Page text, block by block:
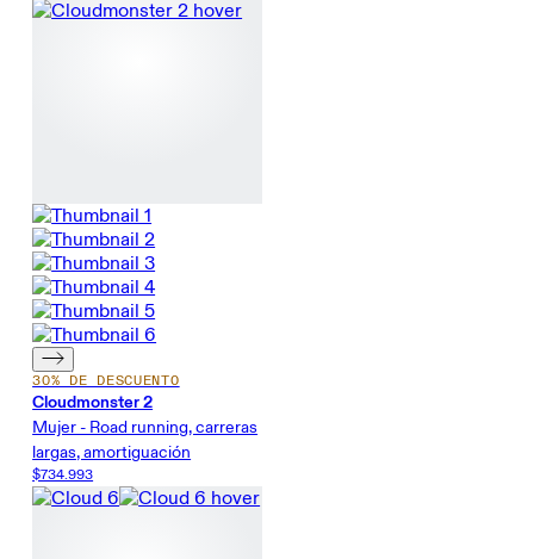
30% DE DESCUENTO
Cloudmonster 2
Mujer - Road running, carreras
largas, amortiguación
$734.993